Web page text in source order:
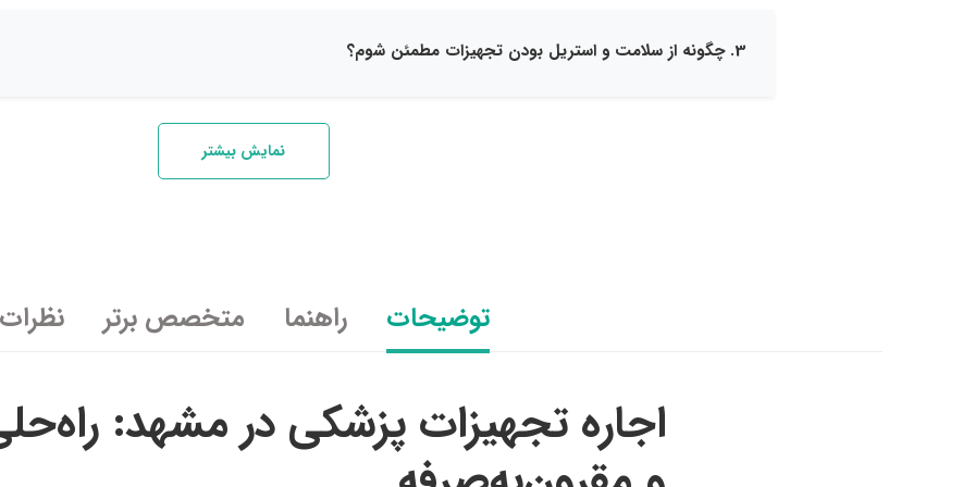
3. چگونه از سلامت و استریل بودن تجهیزات مطمئن شوم؟
نمایش بیشتر
توضیحات راهنما متخصص برتر نظرات
اجاره تجهیزات پزشکی در مشهد: